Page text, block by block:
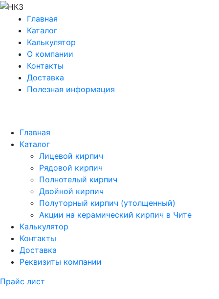
Главная
Каталог
Калькулятор
О компании
Контакты
Доставка
Полезная информация
Главная
Каталог
Лицевой кирпич
Рядовой кирпич
Полнотелый кирпич
Двойной кирпич
Полуторный кирпич (утолщенный)
Акции на керамический кирпич в Чите
Калькулятор
Контакты
Доставка
Реквизиты компании
Прайс лист